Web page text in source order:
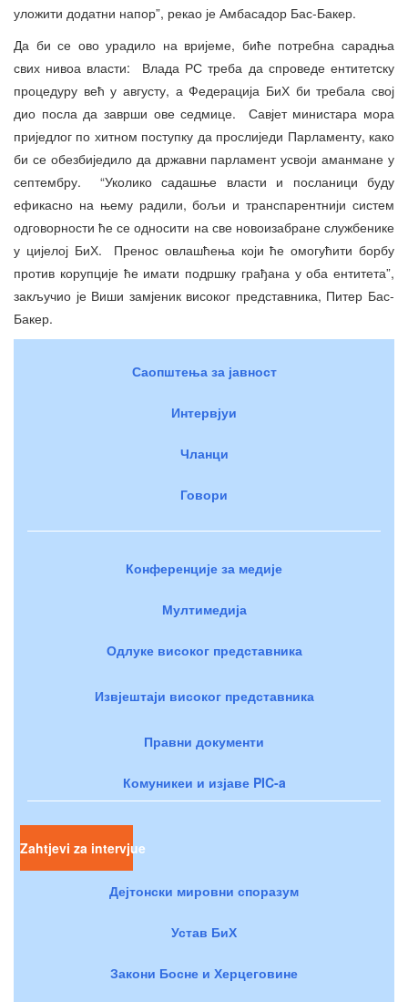
уложити додатни напор”, рекао је Амбасадор Бас-Бакер.
Да би се ово урадило на вријеме, биће потребна сарадња
свих нивоа власти: Влада РС треба да спроведе ентитетску
процедуру већ у августу, а Федерација БиХ би требала свој
дио посла да заврши ове седмице. Савјет министара мора
приједлог по хитном поступку да прослиједи Парламенту, како
би се обезбиједило да државни парламент усвоји аманмане у
септембру. “Уколико садашње власти и посланици буду
ефикасно на њему радили, бољи и транспарентнији систем
одговорности ће се односити на све новоизабране службенике
у цијелој БиХ. Пренос овлашћења који ће омогућити борбу
против корупције ће имати подршку грађана у оба ентитета”,
закључио је Виши замјеник високог представника, Питер Бас-
Бакер.
Саопштења за јавност
Интервјуи
Чланци
Говори
Конференције за медије
Мултимедија
Одлуке високог представника
Извјештаји високог представника
Правни документи
Комуникеи и изјаве PIC-a
Zahtjevi za intervjue
Дејтонски мировни споразум
Устав БиХ
Закони Босне и Херцеговине